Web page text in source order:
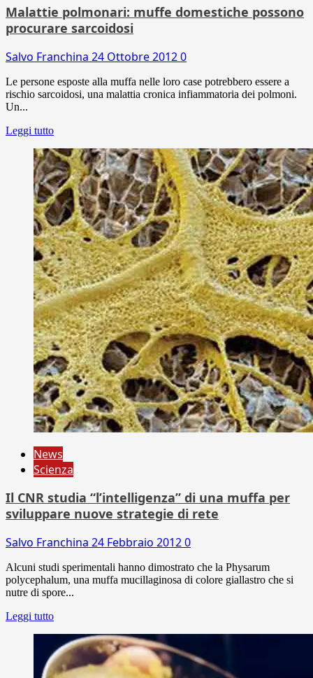
Malattie polmonari: muffe domestiche possono
procurare sarcoidosi
Salvo Franchina 24 Ottobre 20120
Le persone esposte alla muffa nelle loro case potrebbero essere a
rischio sarcoidosi, una malattia cronica infiammatoria dei polmoni.
Un...
Leggi tutto
News
Scienza
Il CNR studia “l’intelligenza” di una muffa per
sviluppare nuove strategie di rete
Salvo Franchina 24 Febbraio 20120
Alcuni studi sperimentali hanno dimostrato che la Physarum
polycephalum, una muffa mucillaginosa di colore giallastro che si
nutre di spore...
Leggi tutto